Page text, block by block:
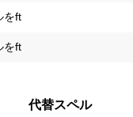
をft
をft
代替スペル